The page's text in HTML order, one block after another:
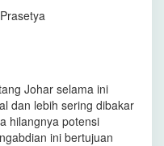
Johar selama ini
dan lebih sering dibakar
hilangnya potensi
ini bertujuan